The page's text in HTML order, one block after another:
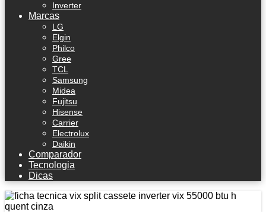
Inverter
Marcas
LG
Elgin
Philco
Gree
TCL
Samsung
Midea
Fujitsu
Hisense
Carrier
Electrolux
Daikin
Comparador
Tecnologia
Dicas